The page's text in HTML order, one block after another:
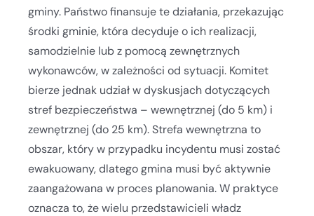
gminy. Państwo finansuje te działania, przekazując
środki gminie, która decyduje o ich realizacji,
samodzielnie lub z pomocą zewnętrznych
wykonawców, w zależności od sytuacji. Komitet
bierze jednak udział w dyskusjach dotyczących
stref bezpieczeństwa – wewnętrznej (do 5 km) i
zewnętrznej (do 25 km). Strefa wewnętrzna to
obszar, który w przypadku incydentu musi zostać
ewakuowany, dlatego gmina musi być aktywnie
zaangażowana w proces planowania. W praktyce
oznacza to, że wielu przedstawicieli władz